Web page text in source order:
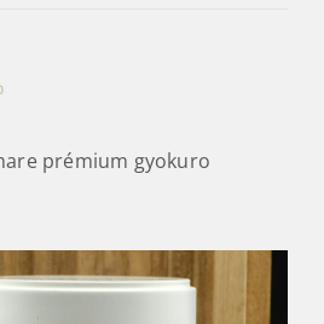
prémium gyokuro